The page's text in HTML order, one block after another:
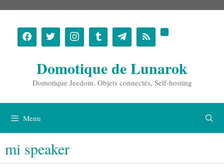
contenu
Domotique de Lunarok
Domotique Jeedom, Objets connectés, Self-hosting
Menu
mi speaker